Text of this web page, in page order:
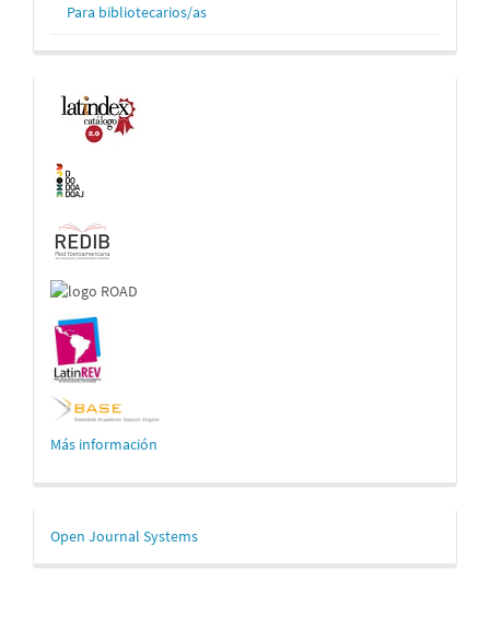
Para bibliotecarios/as
Indexaciones
Más información
Desarrollado
por
Open Journal Systems